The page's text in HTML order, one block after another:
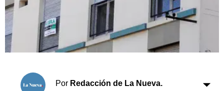
Es viral
El tiempo
Cartón Lleno
Fúnebres
Horóscopo
Por Redacción de La Nueva.